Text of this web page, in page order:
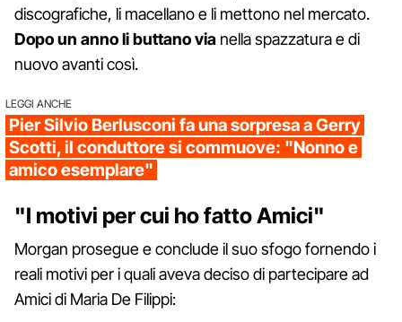
discografiche, li macellano e li mettono nel mercato.
Dopo un anno li buttano via nella spazzatura e di
nuovo avanti così.
LEGGI ANCHE
Pier Silvio Berlusconi fa una sorpresa a Gerry
Scotti, il conduttore si commuove: "Nonno e
amico esemplare"
"I motivi per cui ho fatto Amici"
Morgan prosegue e conclude il suo sfogo fornendo i
reali motivi per i quali aveva deciso di partecipare ad
Amici di Maria De Filippi: